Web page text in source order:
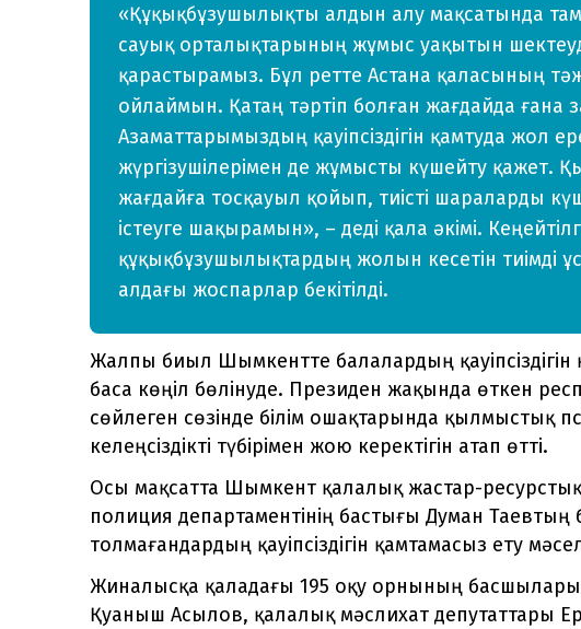
«Құқықбұзушылықты алдын алу мақсатында
сауық орталықтарының жұмыс уақытын
қарастырамыз. Бұл ретте Астана қаласының
ойлаймын. Қатаң тәртіп болған жағдайда
Азаматтарымыздың қауіпсіздігін қамтуда жол
жүргізушілерімен де жұмысты күшейту қажет.
жағдайға тосқауыл қойып, тиісті шараларды
істеуге шақырамын», – деді қала әкімі.
құқықбұзушылықтардың жолын кесетін тиімді
алдағы жоспарлар бекітілді.
Жалпы биыл Шымкентте балалардың
баса көңіл бөлінуде. Президен жақында өткен
сөйлеген сөзінде білім ошақтарында қылмыстық
келеңсіздікті түбірімен жою керектігін атап өтті.
Осы мақсатта Шымкент қалалық жастар-
полиция департаментінің бастығы Думан
толмағандардың қауіпсіздігін қамтамасыз ету
Жиналысқа қаладағы 195 оқу орнының басшылары,
Қуаныш Асылов, қалалық мәслихат депутаттары